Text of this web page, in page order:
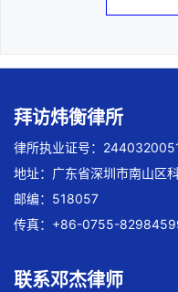
拜访炜衡律所
律所执业证号：
地址：广东省深圳市南山区
邮编：518057
传真：+86-0755-
联系邓杰律师